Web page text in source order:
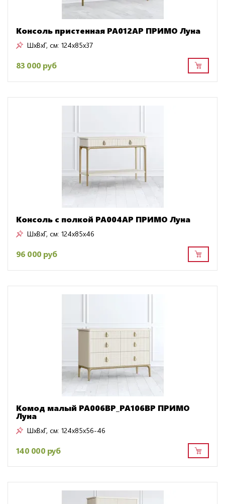
Консоль пристенная PA012AP ПРИМО Луна
ШxВxГ, см: 124x85x37
83 000 руб
Консоль с полкой PA004AP ПРИМО Луна
ШxВxГ, см: 124x85x46
96 000 руб
Комод малый PA006BP_PA106BP ПРИМО
Луна
ШxВxГ, см: 124x85x56-46
140 000 руб